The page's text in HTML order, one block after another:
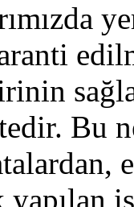
Bu
yapılan